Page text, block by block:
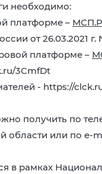
необходимо:
платформе –
от 26.03.2021 г.
платформе –
3CmfDt
- https://
получить по
области или по e-
в рамках